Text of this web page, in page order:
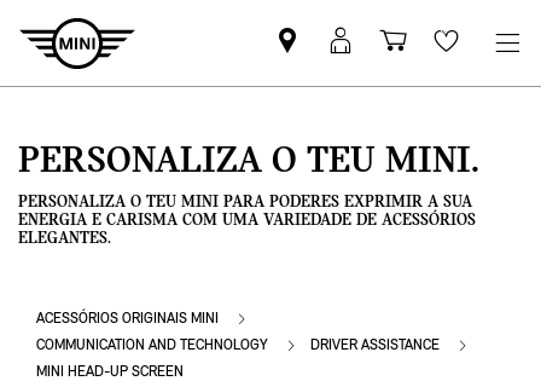
Pesquisar
parceiro
Iniciar
sessão
Carrinho
de
Wishlist
PERSONALIZA O TEU MINI.
PERSONALIZA O TEU MINI PARA PODERES EXPRIMIR A SUA
ENERGIA E CARISMA COM UMA VARIEDADE DE ACESSÓRIOS
ELEGANTES.
ACESSÓRIOS ORIGINAIS MINI
COMMUNICATION AND TECHNOLOGY
DRIVER ASSISTANCE
MINI HEAD-UP SCREEN